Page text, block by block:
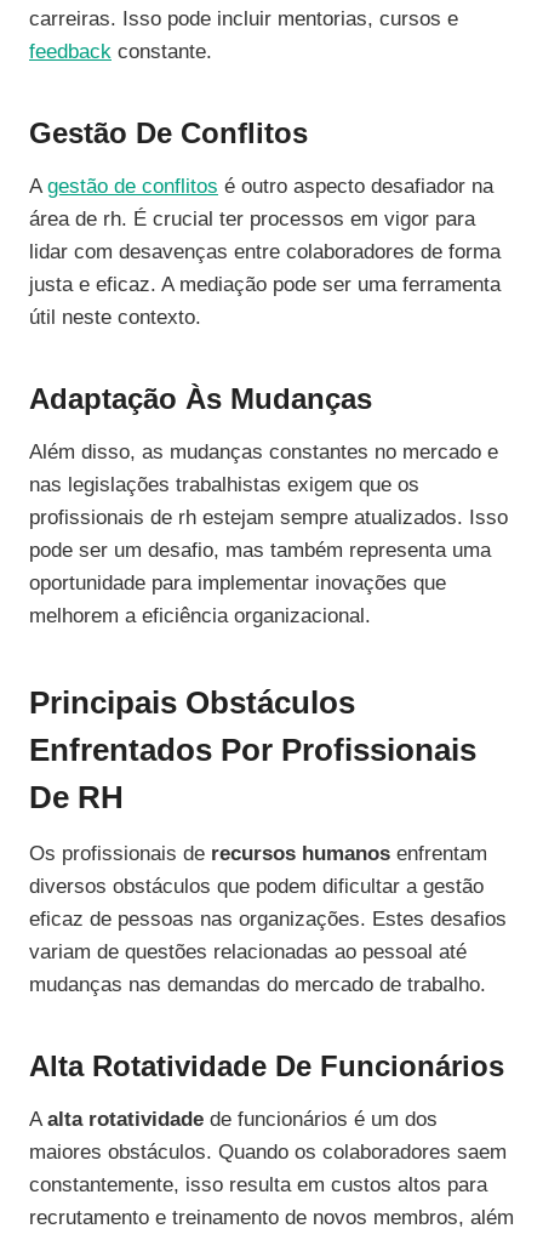
carreiras. Isso pode incluir mentorias, cursos e
feedback constante.
Gestão De Conflitos
Agestão de conflitos é outro aspecto desafiador na
área de rh. É crucial ter processos em vigor para
lidar com desavenças entre colaboradores de forma
justa e eficaz. A mediação pode ser uma ferramenta
útil neste contexto.
Adaptação Às Mudanças
Além disso, as mudanças constantes no mercado e
nas legislações trabalhistas exigem que os
profissionais de rh estejam sempre atualizados. Isso
pode ser um desafio, mas também representa uma
oportunidade para implementar inovações que
melhorem a eficiência organizacional.
Principais Obstáculos
Enfrentados Por Profissionais
De RH
Os profissionais de recursos humanos enfrentam
diversos obstáculos que podem dificultar a gestão
eficaz de pessoas nas organizações. Estes desafios
variam de questões relacionadas ao pessoal até
mudanças nas demandas do mercado de trabalho.
Alta Rotatividade De Funcionários
Aalta rotatividade de funcionários é um dos
maiores obstáculos. Quando os colaboradores saem
constantemente, isso resulta em custos altos para
recrutamento e treinamento de novos membros, além